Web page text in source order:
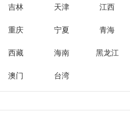
吉林 天津 江西
重庆 宁夏 青海
西藏 海南 黑龙江
澳门 台湾